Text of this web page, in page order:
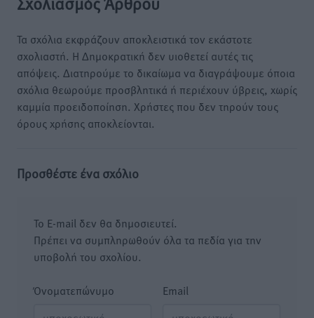
Τα σχόλια εκφράζουν αποκλειστικά τον εκάστοτε
σχολιαστή. Η Δημοκρατική δεν υιοθετεί αυτές τις
απόψεις. Διατηρούμε το δικαίωμα να διαγράψουμε όποια
σχόλια θεωρούμε προσβλητικά ή περιέχουν ύβρεις, χωρίς
καμμία προειδοποίηση. Χρήστες που δεν τηρούν τους
όρους χρήσης αποκλείονται.
Προσθέστε ένα σχόλιο
Το E-mail δεν θα δημοσιευτεί.
Πρέπει να συμπληρωθούν όλα τα πεδία για την
υποβολή του σχολίου.
Όνοματεπώνυμο Email